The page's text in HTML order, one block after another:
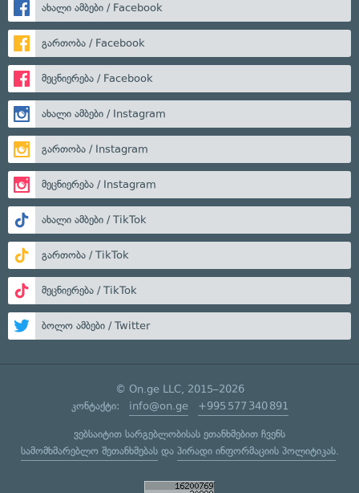
ახალი ამბები / Facebook
გართობა / Facebook
მეცნიერება / Facebook
ახალი ამბები / Instagram
გართობა / Instagram
მეცნიერება / Instagram
ახალი ამბები / TikTok
გართობა / TikTok
მეცნიერება / TikTok
ბოლო ამბები / Twitter
© On.ge LLC, 2015–2026
კონტაქტი: info@on.ge +995 577 340 891
ვებსაიტით სარგებლობისას ეთანხმებით ჩვენს
სამომხმარებლო შეთანხმებასდა პირადი ინფორმაციის პოლიტიკას.